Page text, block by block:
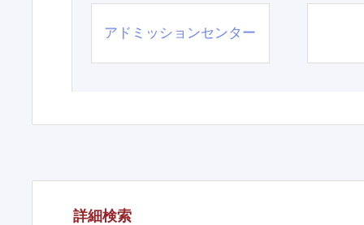
アドミッションセンター
詳細検索